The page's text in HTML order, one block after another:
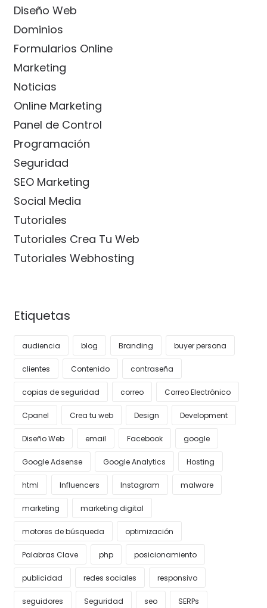
Diseño Web
Dominios
Formularios Online
Marketing
Noticias
Online Marketing
Panel de Control
Programación
Seguridad
SEO Marketing
Social Media
Tutoriales
Tutoriales Crea Tu Web
Tutoriales Webhosting
Etiquetas
audiencia blog Branding buyer persona
clientes Contenido contraseña
copias de seguridad correo Correo Electrónico
Cpanel Crea tu web Design Development
Diseño Web email Facebook google
Google Adsense Google Analytics Hosting
html Influencers Instagram malware
marketing marketing digital
motores de búsqueda optimización
Palabras Clave php posicionamiento
publicidad redes sociales responsivo
seguidores Seguridad seo SERPs